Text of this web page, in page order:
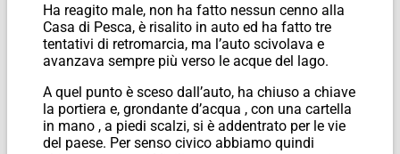
Ha reagito male, non ha fatto nessun cenno alla
Casa di Pesca, è risalito in auto ed ha fatto tre
tentativi di retromarcia, ma l’auto scivolava e
avanzava sempre più verso le acque del lago.
A quel punto è sceso dall’auto, ha chiuso a chiave
la portiera e, grondante d’acqua , con una cartella
in mano , a piedi scalzi, si è addentrato per le vie
del paese. Per senso civico abbiamo quindi